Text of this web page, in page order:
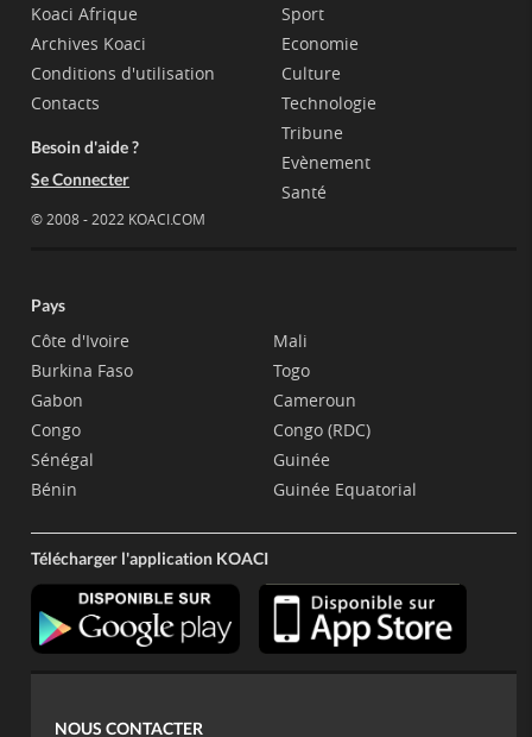
Koaci Afrique
Archives Koaci
Conditions d'utilisation
Contacts
Besoin d'aide ?
Se Connecter
© 2008 - 2022 KOACI.COM
Sport
Economie
Culture
Technologie
Tribune
Evènement
Santé
Pays
Côte d'Ivoire
Burkina Faso
Gabon
Congo
Sénégal
Bénin
Mali
Togo
Cameroun
Congo (RDC)
Guinée
Guinée Equatorial
Télécharger l'application KOACI
NOUS CONTACTER